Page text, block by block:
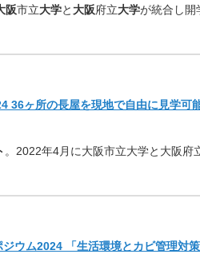
阪市立大学と 大阪府立大学が統合し開
36ヶ所の長屋を現地で自由に見学可
。 2022年4月に大阪市立大学と大阪府
ウム2024 「生活環境とカビ管理対